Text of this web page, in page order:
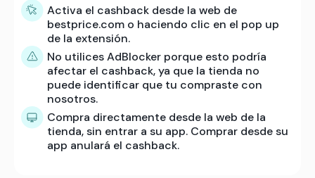
Activa el cashback desde la web de
bestprice.com o haciendo clic en el pop up
de la extensión.
No utilices AdBlocker porque esto podría
afectar el cashback, ya que la tienda no
puede identificar que tu compraste con
nosotros.
Compra directamente desde la web de la
tienda, sin entrar a su app. Comprar desde su
app anulará el cashback.